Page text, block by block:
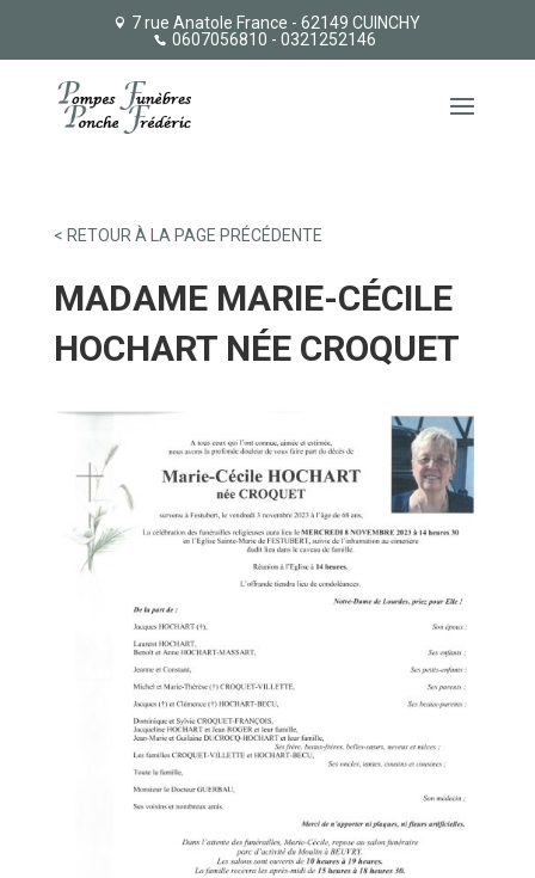
7 rue Anatole France - 62149 CUINCHY
0607056810 - 0321252146
< RETOUR À LA PAGE PRÉCÉDENTE
MADAME MARIE-CÉCILE
HOCHART NÉE CROQUET